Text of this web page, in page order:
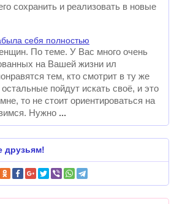
сохранить и реализовать в новые
себя полностью
По теме. У Вас много очень
на Вашей жизни ил
тем, кто смотрит в ту же
пойдут искать своё, и это
то не стоит ориентироваться на
Нужно
друзьям!